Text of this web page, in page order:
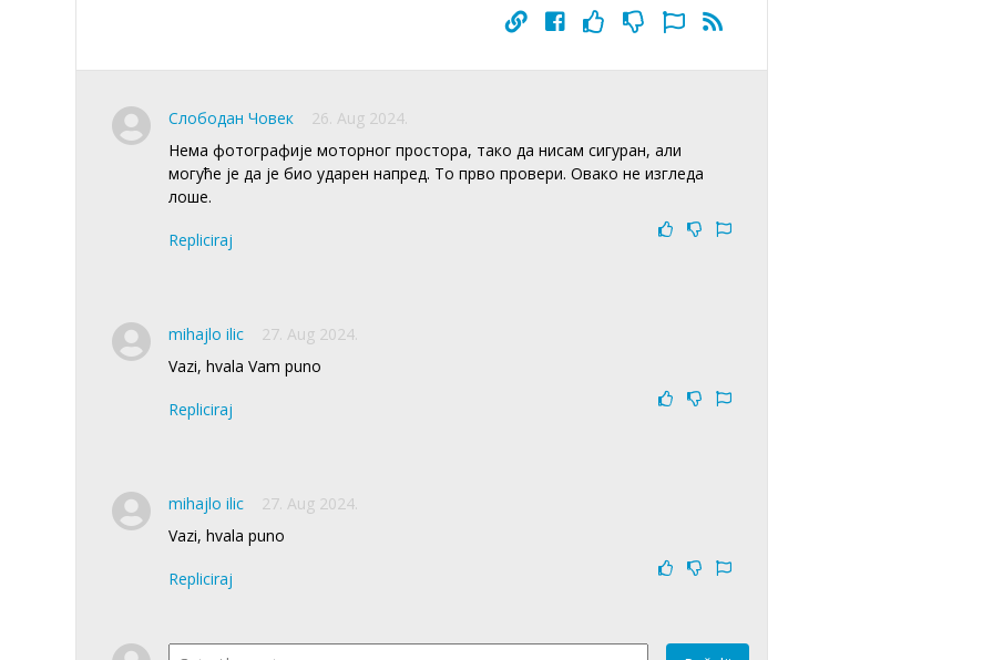
Слободан Човек
26. Aug 2024.
Нема фотографије моторног простора, тако да нисам сигуран, али
могуће је да је био ударен напред. То прво провери. Овако не изгледа
лоше.
Repliciraj
mihajlo ilic
27. Aug 2024.
Vazi, hvala Vam puno
Repliciraj
mihajlo ilic
27. Aug 2024.
Vazi, hvala puno
Repliciraj